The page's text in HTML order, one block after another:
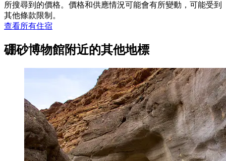
所搜尋到的價格。價格和供應情況可能會有所變動，可能受到
其他條款限制。
查看所有住宿
硼砂博物館附近的其他地標